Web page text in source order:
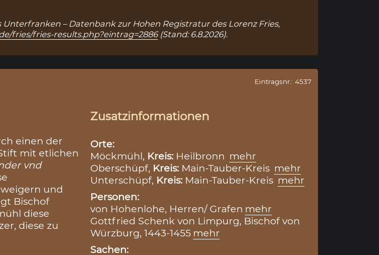
Unterfranken – Datenbank zur Hohen Registratur des Lorenz Fries,
fries/fries-results.php?eintrag=2886(Stand: 6.8.2026).
einen der
mit etlichen
vnd
und
Bischof
diese
diese zu
Eintragsnr.: 4537
Zusatzinformationen
Orte:
Möckmühl, Kreis: Heilbronn mehr
Oberschüpf, Kreis: Main-Tauber-Kreis mehr
Unterschüpf, Kreis: Main-Tauber-Kreis mehr
Personen:
von Hohenlohe, Herren/ Grafen mehr
Gottfried Schenk von Limpurg, Bischof von
Würzburg, 1443-1455 mehr
Sachen: